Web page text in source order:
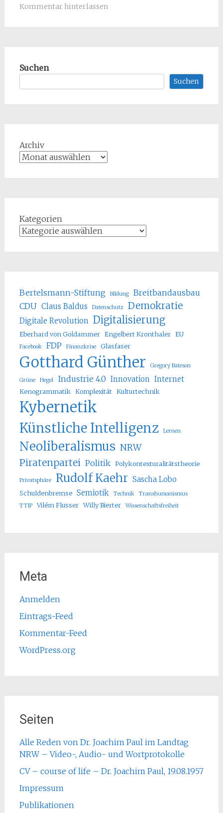
Kommentar hinterlassen
Suchen
Suchen
Archiv
Kategorien
Bertelsmann-Stiftung Bildung
Breitbandausbau
CDU Claus Baldus Datenschutz Demokratie
Digitale Revolution Digitalisierung
Eberhard von Goldammer Engelbert Kronthaler EU
Facebook FDP Finanzkrise Glasfaser
Gotthard Günther Gregory Bateson
Grüne Hegel Industrie 4.0 Innovation Internet
Kenogrammatik Komplexität Kulturtechnik
Kybernetik
Künstliche Intelligenz Lernen
Neoliberalismus NRW
Piratenpartei Politik Polykontexturalitätstheorie
Privatsphäre Rudolf Kaehr Sascha Lobo
Schuldenbremse Semiotik Technik
Transhumanismus
TTIP
Vilém Flusser Willy Bierter Wissenschaftsfreiheit
Meta
Anmelden
Eintrags-Feed
Kommentar-Feed
WordPress.org
Seiten
Alle Reden von Dr. Joachim Paul im Landtag
NRW – Video-, Audio- und Wortprotokolle
CV – course of life – Dr. Joachim Paul, 19.08.1957
Impressum
Publikationen